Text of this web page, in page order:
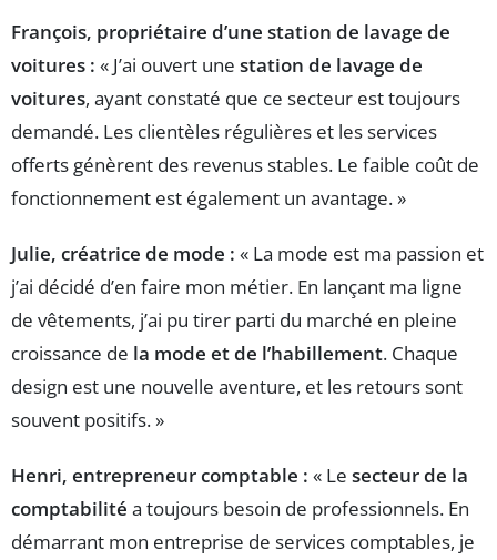
François, propriétaire d’une station de lavage de
voitures : « J’ai ouvert une station de lavage de
voitures, ayant constaté que ce secteur est toujours
demandé. Les clientèles régulières et les services
offerts génèrent des revenus stables. Le faible coût de
fonctionnement est également un avantage. »
Julie, créatrice de mode : « La mode est ma passion et
j’ai décidé d’en faire mon métier. En lançant ma ligne
de vêtements, j’ai pu tirer parti du marché en pleine
croissance de la mode et de l’habillement. Chaque
design est une nouvelle aventure, et les retours sont
souvent positifs. »
Henri, entrepreneur comptable : « Le secteur de la
comptabilité a toujours besoin de professionnels. En
démarrant mon entreprise de services comptables, je